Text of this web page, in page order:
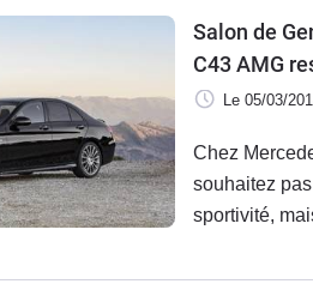
Salon de
C43 AMG
Le 05/03/
Chez
souhaitez
sportivité,
justement